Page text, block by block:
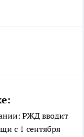
РЖД вводит
с 1 сентября